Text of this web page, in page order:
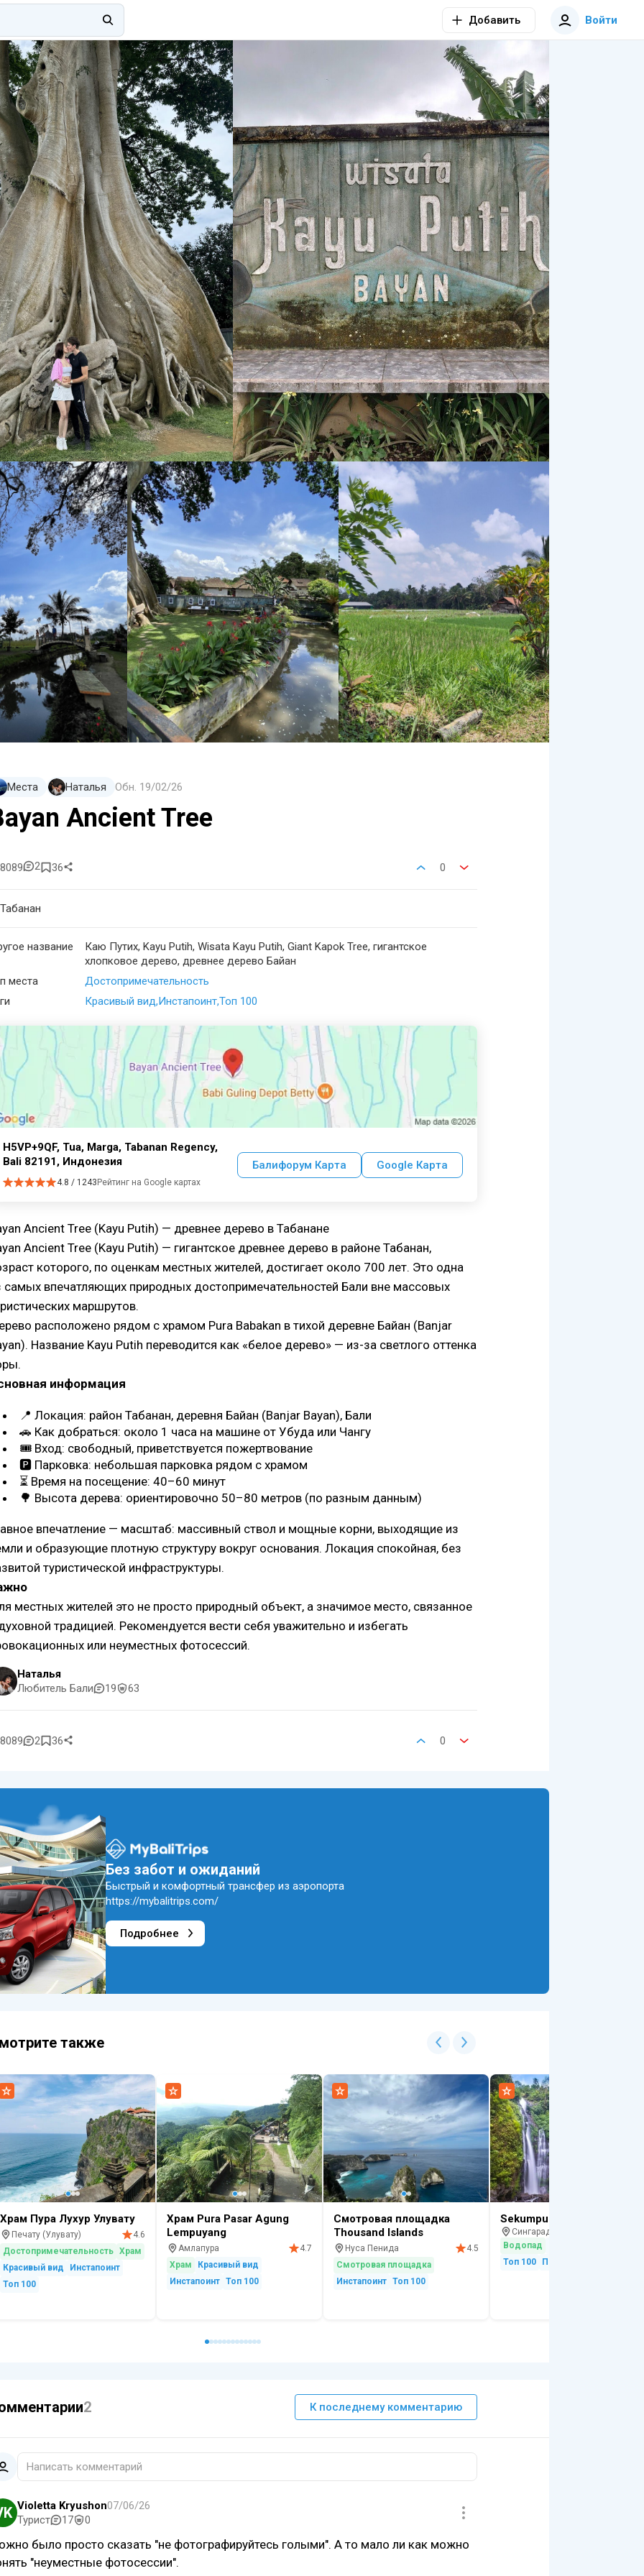
Добавить Войти
Места Наталья Обн. 19/02/26
Ancient Tree
8089 2 36 0
Табанан
название
Каю Путих, Kayu Putih, Wisata Kayu Putih, Giant Kapok Tree, гигантское
хлопковое дерево, древнее дерево Байан
места
Достопримечательность
Красивый вид ИнстапоинтТоп 100
H5VP+9QF, Tua, Marga, Tabanan Regency,
Bali 82191, Индонезия
4.8 / 1243 Рейтинг на Google картах
Балифорум Карта Google Карта
Ancient Tree (Kayu Putih) — древнее дерево в Табанане
Ancient Tree (Kayu Putih) — гигантское древнее дерево в районе Табанан,
которого, по оценкам местных жителей, достигает около 700 лет. Это одна
самых впечатляющих природных достопримечательностей Бали вне массовых
маршрутов.
расположено рядом с храмом Pura Babakan в тихой деревне Байан (Banjar
Название Kayu Putih переводится как «белое дерево» — из-за светлого оттенка
информация
📍 Локация: район Табанан, деревня Байан (Banjar Bayan), Бали
🚗 Как добраться: около 1 часа на машине от Убуда или Чангу
🎟 Вход: свободный, приветствуется пожертвование
🅿 Парковка: небольшая парковка рядом с храмом
⏳ Время на посещение: 40–60 минут
🌳 Высота дерева: ориентировочно 50–80 метров (по разным данным)
впечатление — масштаб: массивный ствол и мощные корни, выходящие из
и образующие плотную структуру вокруг основания. Локация спокойная, без
туристической инфраструктуры.
местных жителей это не просто природный объект, а значимое место, связанное
традицией. Рекомендуется вести себя уважительно и избегать
или неуместных фотосессий.
Наталья
Любитель Бали
19 63
8089 2 36 0
Без забот и ожиданий
Быстрый и комфортный трансфер из аэропорта
https://mybalitrips.com/
Подробнее
также
Храм Пура Лухур Улувату
Печату (Улувату)
4.6
Достопримечательность Храм
Красивый вид
Инстапоинт
Топ 100
Храм Pura Pasar Agung
Lempuyang
Амлапура
4.7
Храм
Красивый вид
Инстапоинт Топ 100
Смотровая площадка
Thousand Islands
Нуса Пенида
4.5
Смотровая площадка
Инстапоинт Топ 100
Sekumpul
Сингараджа
Водопад
Топ 100
Природа
2 К последнему комментарию
Написать комментарий
Violetta Kryushon07/06/26
Турист
17 0
было просто сказать "не фотографируйтесь голыми". А то мало ли как можно
"неуместные фотосессии".